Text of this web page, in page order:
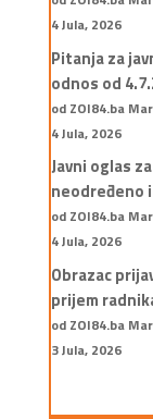
4 Jula, 2026
Pitanja za
odnos od
od ZOI84.ba
4 Jula, 2026
Javni oglas
neodređeno
od ZOI84.ba
4 Jula, 2026
Obrazac
prijem
od ZOI84.ba
3 Jula, 2026